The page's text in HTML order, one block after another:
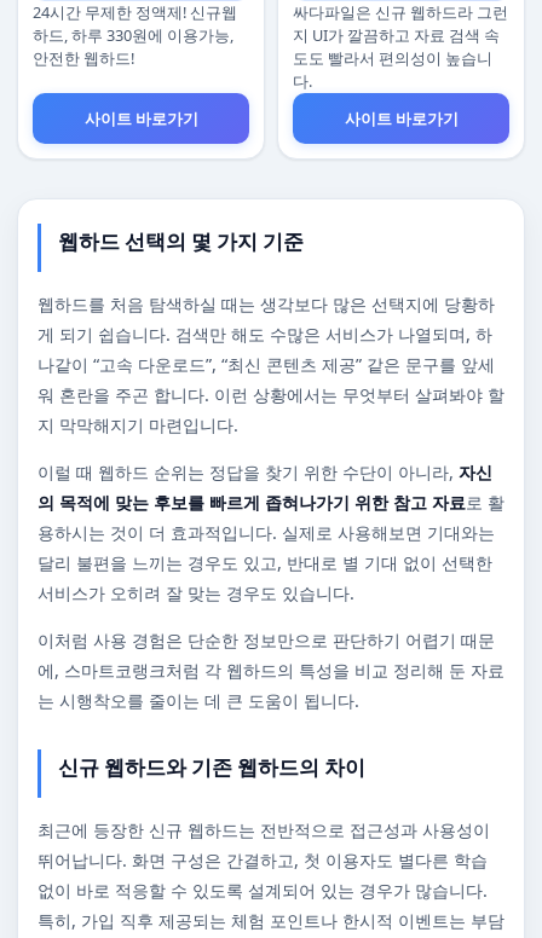
24시간 무제한 정액제! 신규웹
하드, 하루 330원에 이용가능,
안전한 웹하드!
사이트 바로가기
싸다파일은 신규 웹하드라 그런
지 UI가 깔끔하고 자료 검색 속
도도 빨라서 편의성이 높습니
다.
사이트 바로가기
웹하드 선택의 몇 가지 기준
웹하드를 처음 탐색하실 때는 생각보다 많은 선택지에 당황하
게 되기 쉽습니다. 검색만 해도 수많은 서비스가 나열되며, 하
나같이 “고속 다운로드”, “최신 콘텐츠 제공” 같은 문구를 앞세
워 혼란을 주곤 합니다. 이런 상황에서는 무엇부터 살펴봐야 할
지 막막해지기 마련입니다.
이럴 때 웹하드 순위는 정답을 찾기 위한 수단이 아니라, 자신
의 목적에 맞는 후보를 빠르게 좁혀나가기 위한 참고 자료로 활
용하시는 것이 더 효과적입니다. 실제로 사용해보면 기대와는
달리 불편을 느끼는 경우도 있고, 반대로 별 기대 없이 선택한
서비스가 오히려 잘 맞는 경우도 있습니다.
이처럼 사용 경험은 단순한 정보만으로 판단하기 어렵기 때문
에, 스마트코랭크처럼 각 웹하드의 특성을 비교 정리해 둔 자료
는 시행착오를 줄이는 데 큰 도움이 됩니다.
신규 웹하드와 기존 웹하드의 차이
최근에 등장한 신규 웹하드는 전반적으로 접근성과 사용성이
뛰어납니다. 화면 구성은 간결하고, 첫 이용자도 별다른 학습
없이 바로 적응할 수 있도록 설계되어 있는 경우가 많습니다.
특히, 가입 직후 제공되는 체험 포인트나 한시적 이벤트는 부담